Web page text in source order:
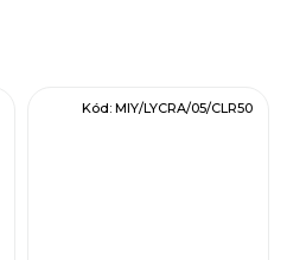
Kód: MIY/LYCRA/05/CLR50